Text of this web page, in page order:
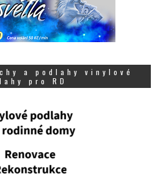
a podlahy vinylové
pro RD